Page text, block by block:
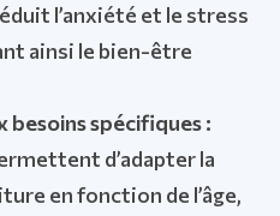
l’anxiété et le stress
ainsi le bien-être
spécifiques :
d’adapter la
en fonction de l’âge,